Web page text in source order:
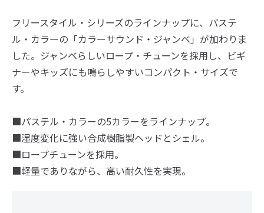
フリースタイル・シリーズのラインナップに、パステ
ル・カラーの「カラーサウンド・ジャンベ」が加わりま
した。ジャンベらしいロープ・チューンを採用し、ビギ
ナーやキッズにも鳴らしやすいコンパクト・サイズで
す。
■パステル・カラーの5カラーをラインナップ。
■湿度変化に強い合成樹脂製ヘッドとシェル。
■ロープチューンを採用。
■軽量でありながら、高い耐久性を実現。